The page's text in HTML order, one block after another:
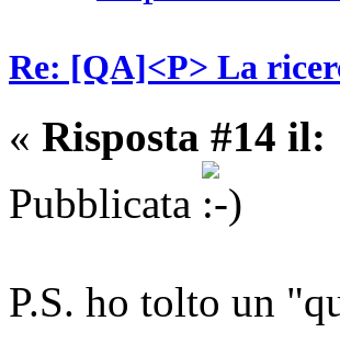
Re: [QA]<P> La
« Risposta #14 il:
Pubblicata
P.S. ho tolto un